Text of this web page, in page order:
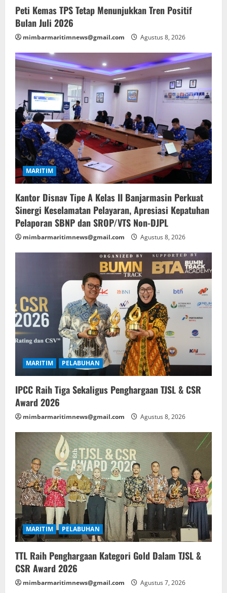
Peti Kemas TPS Tetap Menunjukkan Tren Positif
Bulan Juli 2026
mimbarmaritimnews@gmail.com Agustus 8, 2026
MARITIM
Kantor Disnav Tipe A Kelas II Banjarmasin Perkuat
Sinergi Keselamatan Pelayaran, Apresiasi Kepatuhan
Pelaporan SBNP dan SROP/VTS Non-DJPL
mimbarmaritimnews@gmail.com Agustus 8, 2026
MARITIM PELABUHAN
IPCC Raih Tiga Sekaligus Penghargaan TJSL & CSR
Award 2026
mimbarmaritimnews@gmail.com Agustus 8, 2026
MARITIM PELABUHAN
TTL Raih Penghargaan Kategori Gold Dalam TJSL &
CSR Award 2026
mimbarmaritimnews@gmail.com Agustus 7, 2026